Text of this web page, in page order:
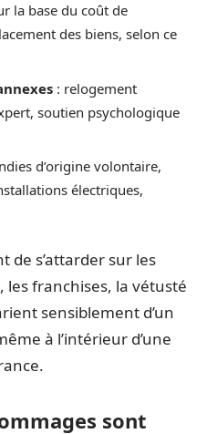
la base du coût de
des biens, selon ce
: relogement
soutien psychologique
d’origine volontaire,
électriques,
de s’attarder sur les
les franchises, la vétusté
sensiblement d’un
à l’intérieur d’une
sont